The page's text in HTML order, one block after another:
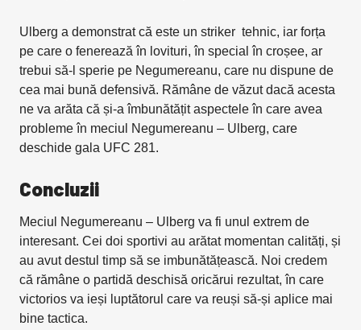
Ulberg a demonstrat că este un striker tehnic, iar forța
pe care o fenerează în lovituri, în special în croșee, ar
trebui să-l sperie pe Negumereanu, care nu dispune de
cea mai bună defensivă. Rămâne de văzut dacă acesta
ne va arăta că și-a îmbunătățit aspectele în care avea
probleme în meciul Negumereanu – Ulberg, care
deschide gala UFC 281.
Concluzii
Meciul Negumereanu – Ulberg va fi unul extrem de
interesant. Cei doi sportivi au arătat momentan calități, și
au avut destul timp să se imbunătățească. Noi credem
că rămâne o partidă deschisă oricărui rezultat, în care
victorios va ieși luptătorul care va reuși să-și aplice mai
bine tactica.